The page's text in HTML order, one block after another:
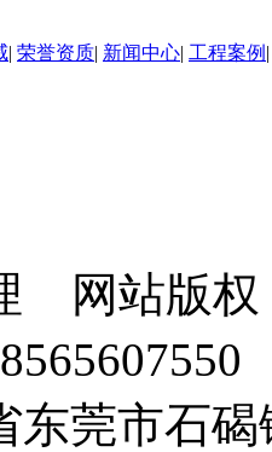
| 荣誉资质| 新闻中心| 工程案例
网站版权
东莞市石